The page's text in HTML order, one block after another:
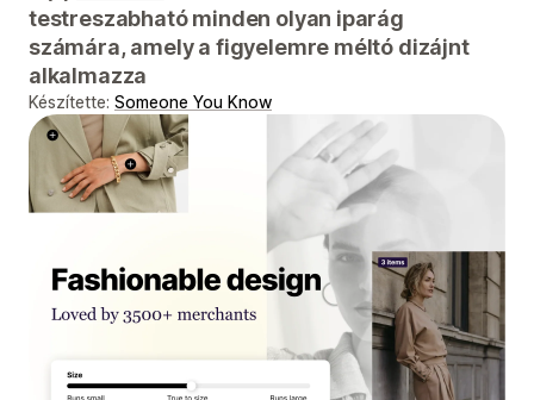
testreszabható minden olyan iparág
számára, amely a figyelemre méltó dizájnt
alkalmazza
Készítette: Someone You Know